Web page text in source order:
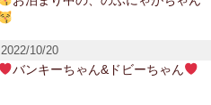
2022/10/20
バンキーちゃん&ドビーちゃん